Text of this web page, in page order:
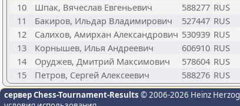
10
Шпак, Вячеслав Евгеньевич 588277 RUS
11
Бакиров, Ильдар Владимирович 527447 RUS
12
Салихов, Амирхан Александрович 530939 RUS
13
Корнышев, Илья Андреевич 606910 RUS
14
Оруджев, Дмитрий Максимович 578604 RUS
15
Петров, Сергей Алексеевич 588276 RUS
сервер Chess-Tournament-Results © 2006-2026 Heinz Herzog